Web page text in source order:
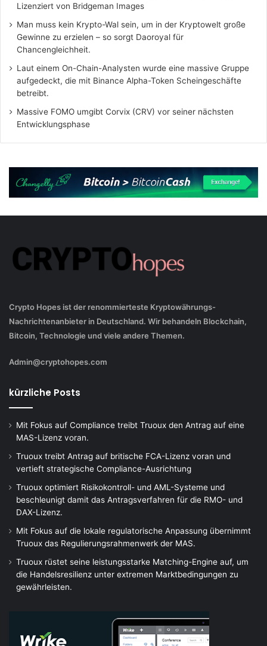
Lizenziert von Bridgeman Images
Man muss kein Krypto-Wal sein, um in der Kryptowelt große
Gewinne zu erzielen – so sorgt Daoroyal für
Chancengleichheit.
Laut einem On-Chain-Analysten wurde eine massive Gruppe
aufgedeckt, die mit Binance Alpha-Token Scheingeschäfte
betreibt.
Massive FOMO umgibt Corvix (CRV) vor seiner nächsten
Entwicklungsphase
Crypto Hopes ist der renommierteste Kryptowährungs-
Nachrichtenanbieter in Deutschland. Wir behandeln Blockchain,
Bitcoin, Technologie und viele andere Themen.
Admin@cryptohopes.com
kürzliche Posts
Mit Fokus auf Compliance treibt Truoux den Antrag auf eine
MAS-Lizenz voran.
Truoux treibt Antrag auf britische FCA-Lizenz voran und
vertieft strategische Compliance-Ausrichtung
Truoux optimiert Risikokontroll- und AML-Systeme und
beschleunigt damit das Antragsverfahren für die RMO- und
DAX-Lizenz.
Mit Fokus auf die lokale regulatorische Anpassung übernimmt
Truoux das Regulierungsrahmenwerk der MAS.
Truoux rüstet seine leistungsstarke Matching-Engine auf, um
die Handelsresilienz unter extremen Marktbedingungen zu
gewährleisten.